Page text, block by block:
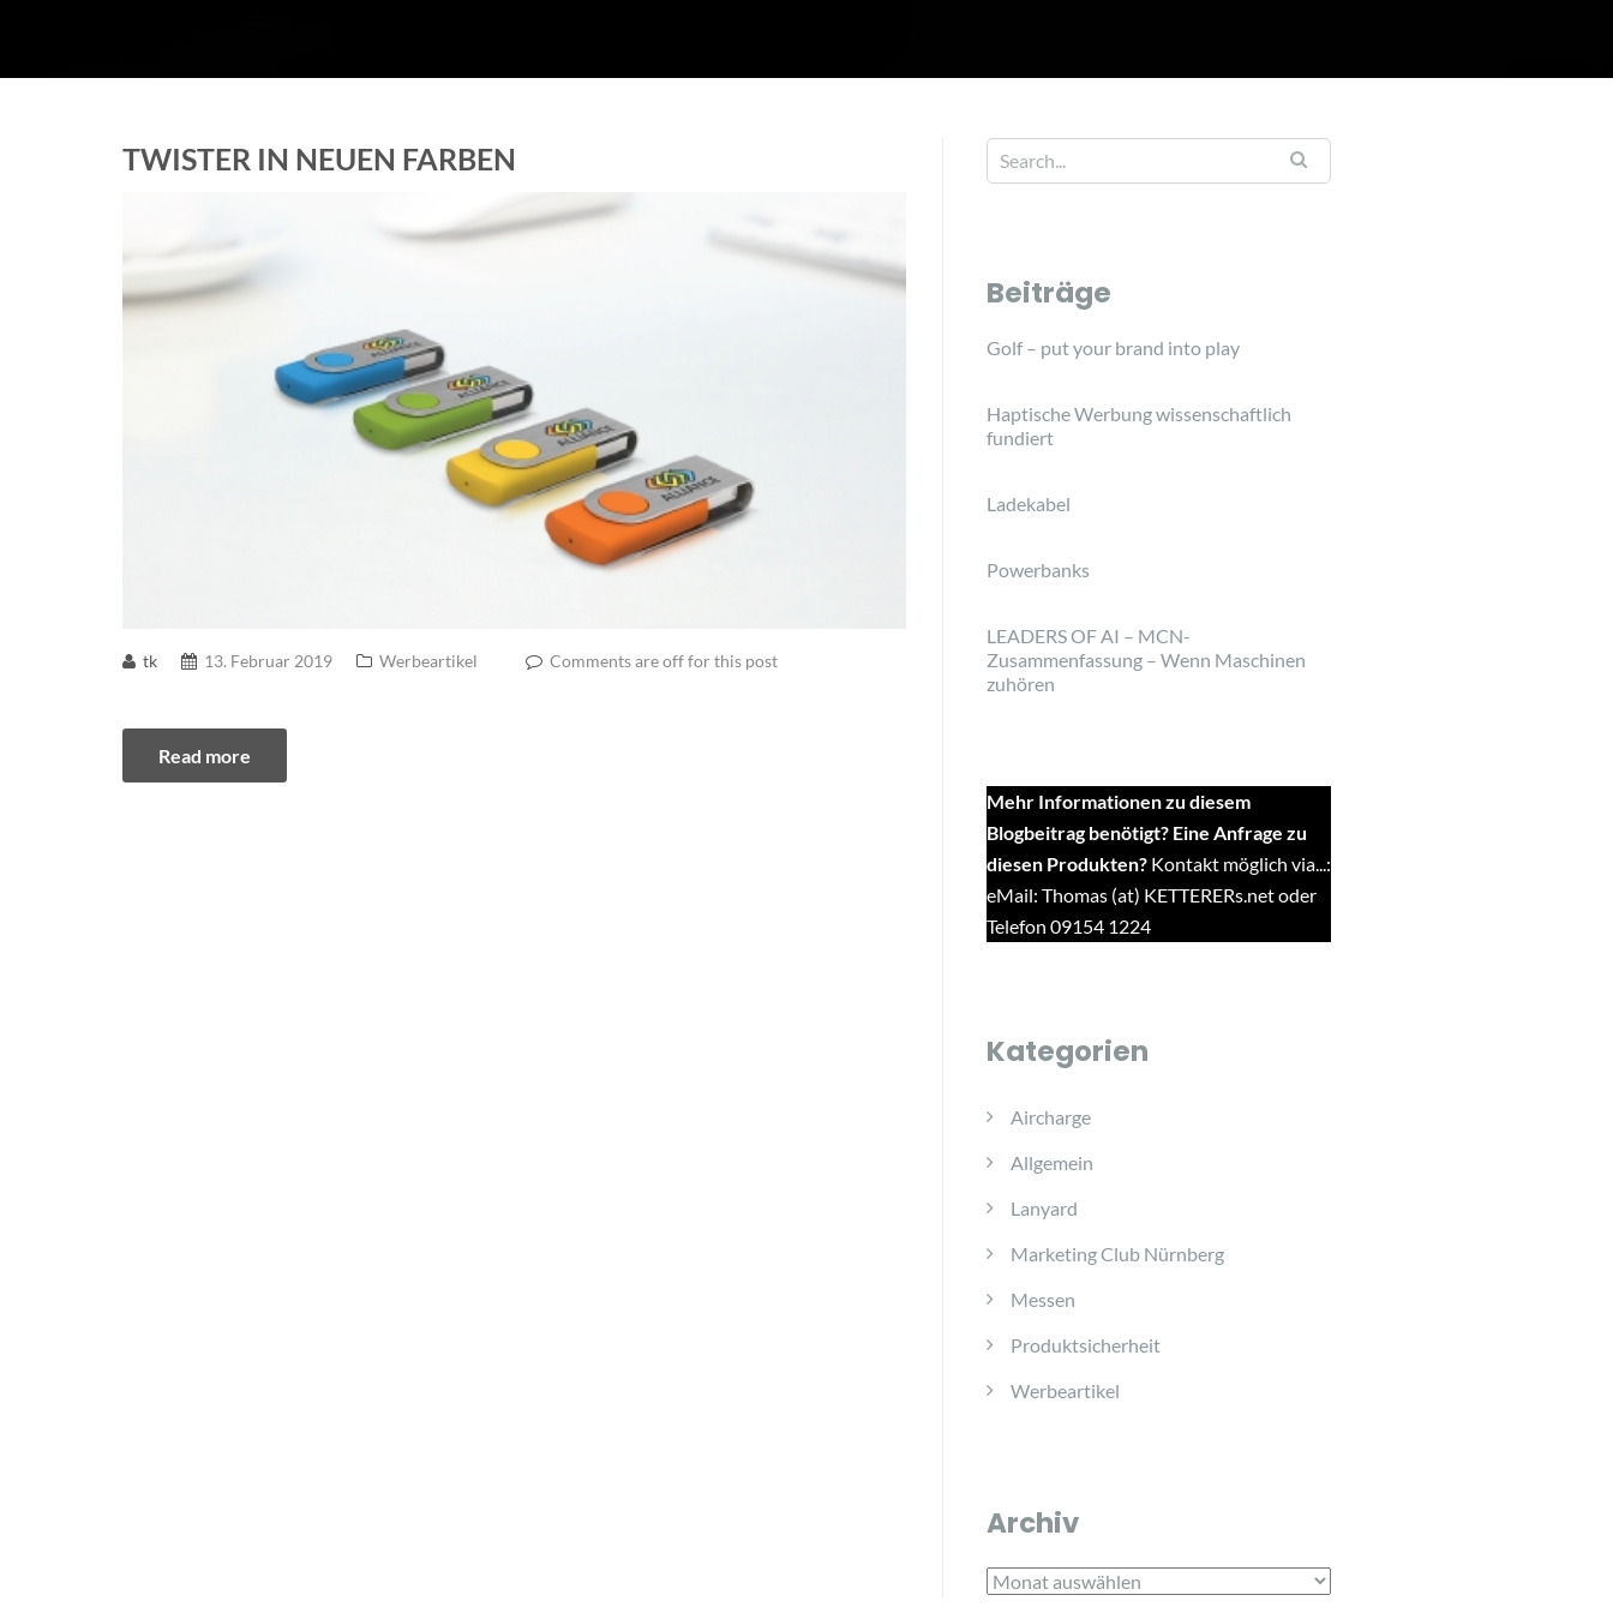
TWISTER IN NEUEN FARBEN
tk 13. Februar 2019 Werbeartikel Comments are off for this post
Read more
Beiträge
Golf – put your brand into play
Haptische Werbung wissenschaftlich
fundiert
Ladekabel
Powerbanks
LEADERS OF AI – MCN-
Zusammenfassung – Wenn Maschinen
zuhören
Mehr Informationen zu diesem
Blogbeitrag benötigt? Eine Anfrage zu
diesen Produkten?Kontakt möglich via...:
eMail: Thomas (at) KETTERERs.net oder
Telefon 09154 1224
Kategorien
Aircharge
Allgemein
Lanyard
Marketing Club Nürnberg
Messen
Produktsicherheit
Werbeartikel
Archiv
Archiv